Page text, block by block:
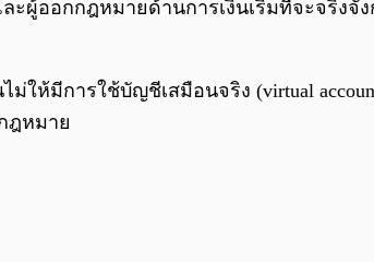
ผู้ออกกฎหมายด้านการเงินเริ่มที่จะจริง
ไม่ให้มีการใช้บัญชีเสมือนจริง (virtual
ฎหมาย